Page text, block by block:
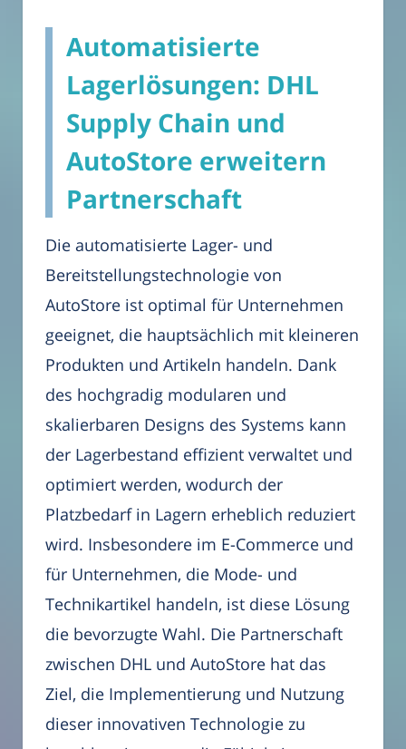
Automatisierte
Lagerlösungen: DHL
Supply Chain und
AutoStore erweitern
Partnerschaft
Die automatisierte Lager- und
Bereitstellungstechnologie von
AutoStore ist optimal für Unternehmen
geeignet, die hauptsächlich mit kleineren
Produkten und Artikeln handeln. Dank
des hochgradig modularen und
skalierbaren Designs des Systems kann
der Lagerbestand effizient verwaltet und
optimiert werden, wodurch der
Platzbedarf in Lagern erheblich reduziert
wird. Insbesondere im E-Commerce und
für Unternehmen, die Mode- und
Technikartikel handeln, ist diese Lösung
die bevorzugte Wahl. Die Partnerschaft
zwischen DHL und AutoStore hat das
Ziel, die Implementierung und Nutzung
dieser innovativen Technologie zu